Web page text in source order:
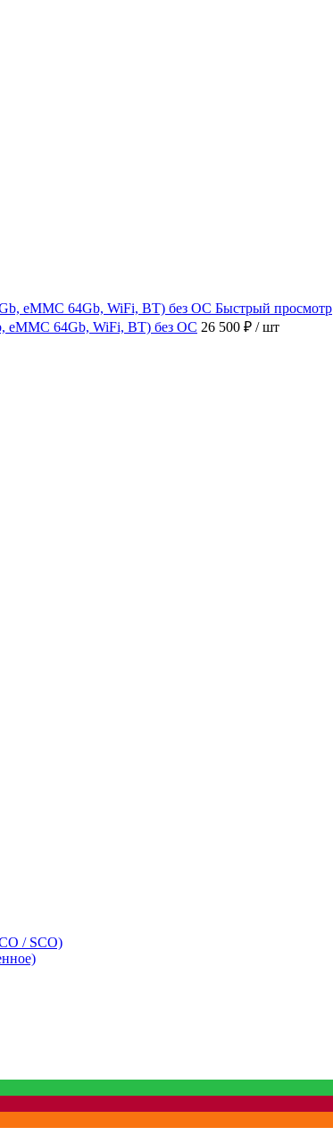
Быстрый просмотр
eMMC 64Gb, WiFi, BT) без ОС 26 500 ₽ / шт
/ SCO)